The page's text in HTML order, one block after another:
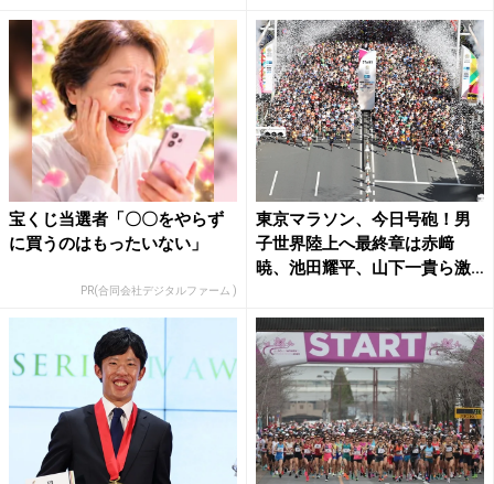
宝くじ当選者「〇〇をやらず
に買うのはもったいない」
PR(合同会社デジタルファーム )
東京マラソン、今日号砲！男
子世界陸上へ最終章は赤﨑
暁、池田耀平、山下一貴ら激